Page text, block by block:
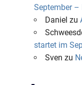
September
Daniel zu
startet im
Sven zu